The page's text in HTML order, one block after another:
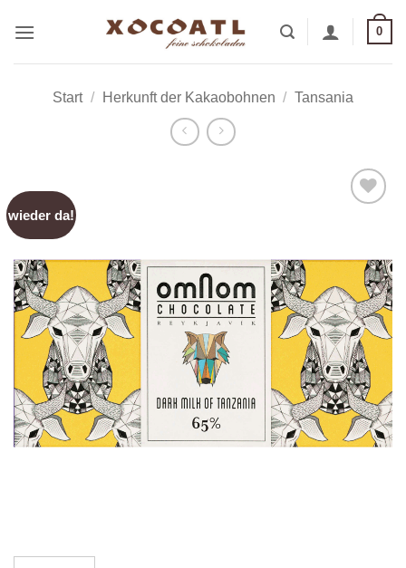
Inhalt
0
Start / Herkunft der Kakaobohnen / Tansania
wieder da!